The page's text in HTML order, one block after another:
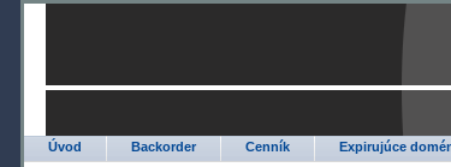
Úvod Backorder Cenník Expirujúce